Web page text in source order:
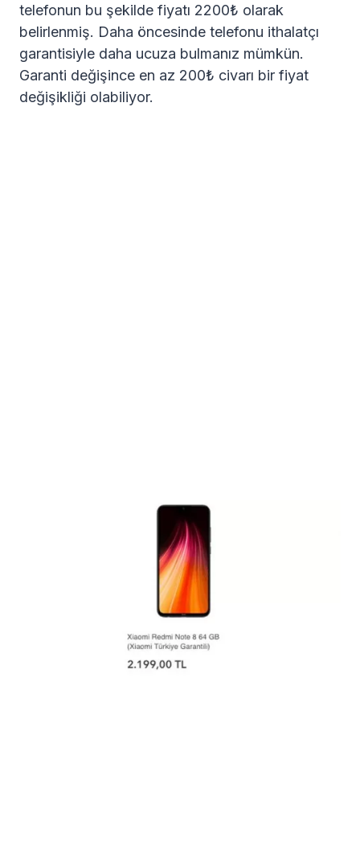
telefonun bu şekilde fiyatı 2200₺ olarak
belirlenmiş. Daha öncesinde telefonu ithalatçı
garantisiyle daha ucuza bulmanız mümkün.
Garanti değişince en az 200₺ civarı bir fiyat
değişikliği olabiliyor.